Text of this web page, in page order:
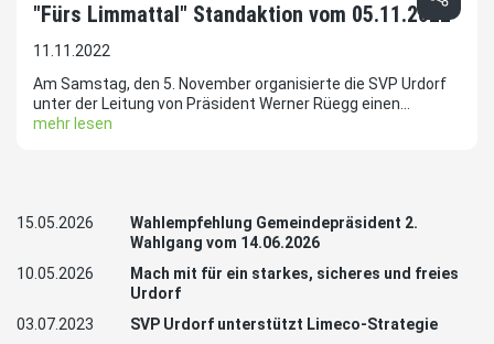
"Fürs Limmattal" Standaktion vom 05.11.2022
11.11.2022
Am Samstag, den 5. November organisierte die SVP Urdorf
unter der Leitung von Präsident Werner Rüegg einen...
mehr lesen
15.05.2026
Wahlempfehlung Gemeindepräsident 2.
Wahlgang vom 14.06.2026
10.05.2026
Mach mit für ein starkes, sicheres und freies
Urdorf
03.07.2023
SVP Urdorf unterstützt Limeco-Strategie